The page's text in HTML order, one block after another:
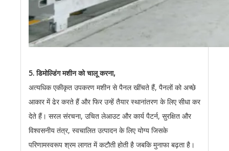
5. डिमोल्डिंग मशीन को चालू करना,
अत्यधिक एकीकृत उपकरण मशीन से पैनल खींचते हैं, पैनलों को अच्छे
आकार में ढेर करते हैं और फिर उन्हें तैयार स्थानांतरण के लिए सीधा कर
देते हैं। सरल संरचना, उचित लेआउट और कार्य पैटर्न, सुरक्षित और
विश्वसनीय तंत्र, स्वचालित उत्पादन के लिए योग्य जिसके
परिणामस्वरूप श्रम लागत में कटौती होती है जबकि मुनाफा बढ़ता है।